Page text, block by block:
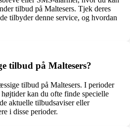
tilbud på Maltesers. Tjek deres
tilbyder denne service, og hvordan
tilbud på Maltesers?
tilbud på Maltesers. I perioder
kan du ofte finde specielle
aktuelle tilbudsaviser eller
i disse perioder.